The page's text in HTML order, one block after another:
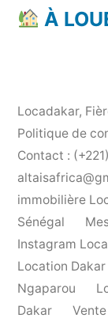
À
Locadakar,
Politique de
Contact :
immobilière
Sénégal
Instagram
Location Dakar
Ngaparou
Dakar